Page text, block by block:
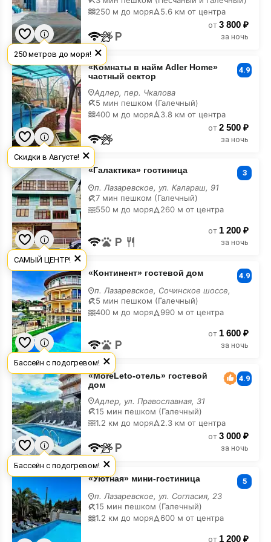
а/3
на
Новый
Год
250 м до моря
5.6 км от центра
от 3 800 ₽
за ночь
«Комнаты
в
найм
Adler
Home»
частный
сектор
на
Новый
Год
«Комнаты в найм Adler Home»
частный сектор
4.9
Адлер, пер. Чкалова
5 мин пешком (Галечный)
400 м до моря
3.8 км от центра
от 2 500 ₽
за ночь
«Галактика»
гостиница
на
Новый
Год
«Галактика» гостиница 3
п. Лазаревское, ул. Калараш, 91
7 мин пешком (Галечный)
550 м до моря
260 м от центра
от 1 200 ₽
за ночь
«Континент»
гостевой
дом
на
Новый
Год
«Континент» гостевой дом 4.9
п. Лазаревское, Сочинское шоссе,
5 мин пешком (Галечный)
400 м до моря
990 м от центра
от 1 600 ₽
за ночь
«MoreLeto-
отель»
гостевой
дом
на
Новый
Год
«MoreLeto-отель» гостевой
дом
4.9
Адлер, ул. Православная, 31
15 мин пешком (Галечный)
1.2 км до моря
2.3 км от центра
от 3 000 ₽
за ночь
«Уютная»
гостиница
на
Новый
Год
«Уютная» мини-гостиница 5
п. Лазаревское, ул. Согласия, 23
15 мин пешком (Галечный)
1.2 км до моря
600 м от центра
от 1 200 ₽
×
250 метров до моря!
×
Скидки в Августе!
×
САМЫЙ ЦЕНТР!
×
Бассейн с подогревом!
×
Бассейн с подогревом!